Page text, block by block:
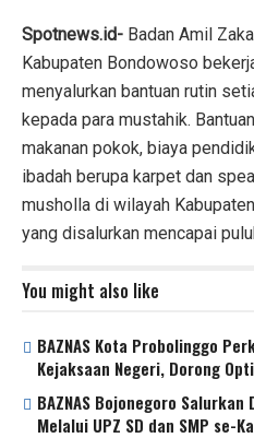
h
at
s
A
p
p
a
ce
b
o
o
k
wi
tt
er
el
e
gr
a
m
h
e
Spotnews.id- Badan Amil
Kabupaten Bondowoso
menyalurkan bantuan rutin
kepada para mustahik.
makanan pokok, biaya
ibadah berupa karpet dan
musholla di wilayah
yang disalurkan mencapai
You might also like
BAZNAS Kota Probolinggo
Kejaksaan Negeri, Dorong
BAZNAS Bojonegoro Salurkan
Melalui UPZ SD dan SMP se-